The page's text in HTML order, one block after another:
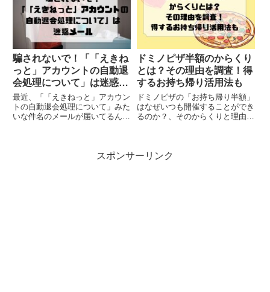
と言われて契約したリースバック
が、実は“押し買いのカモフラー
ジ...
者に安全に対応したい個人情報を
うっかり話さないか心配訪問勧
誘...
騙されないで！「「えきね
っと」アカウントの自動退
会処理について」は迷惑メ
ール
最近、「「えきねっと」アカウン
トの自動退会処理について」みた
いな件名のメールが届いてるんだ
くれっていう誘導があるけど、本
ドミノピザ半額のからくり
とは？その理由を調査！得
するお持ち帰り活用法も
ドミノピザの「お持ち帰り半額」
はなぜいつも開催することができ
るのか？、そのからくりと理由と
く、お店側にも大きなメリットが
スポンサーリンク